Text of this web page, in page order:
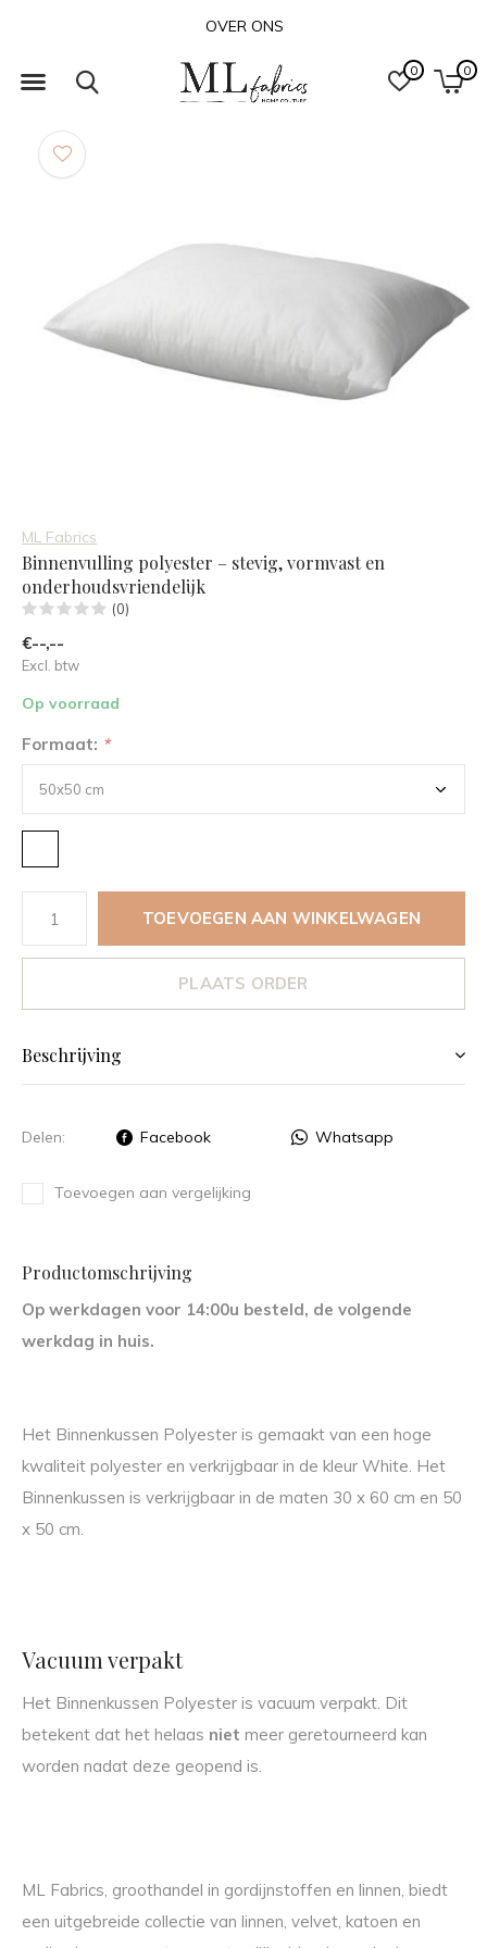
0 0
OVER ONS
ML Fabrics
Binnenvulling polyester – stevig, vormvast en
onderhoudsvriendelijk
(0)
€--,--
Excl. btw
Op voorraad
Formaat: *
TOEVOEGEN AAN WINKELWAGEN
PLAATS ORDER
Beschrijving
Delen: Facebook Whatsapp
Toevoegen aan vergelijking
Productomschrijving
Op werkdagen voor 14:00u besteld, de volgende
werkdag in huis.
Het Binnenkussen Polyester is gemaakt van een hoge
kwaliteit polyester en verkrijgbaar in de kleur White. Het
Binnenkussen is verkrijgbaar in de maten 30 x 60 cm en 50
x 50 cm.
Vacuum verpakt
Het Binnenkussen Polyester is vacuum verpakt. Dit
betekent dat het helaas niet meer geretourneerd kan
worden nadat deze geopend is.
ML Fabrics, groothandel in gordijnstoffen en linnen, biedt
een uitgebreide collectie van linnen, velvet, katoen en